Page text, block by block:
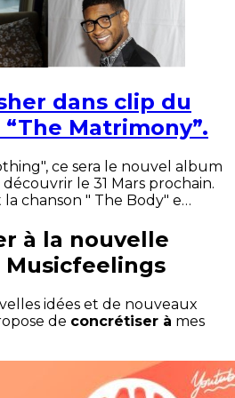
dans clip du
Matrimony”.
ce sera le nouvel album
le 31 Mars prochain.
chanson " The Body" e…
à la nouvelle
Musicfeelings
idées et de nouveaux
de concrétiser à mes